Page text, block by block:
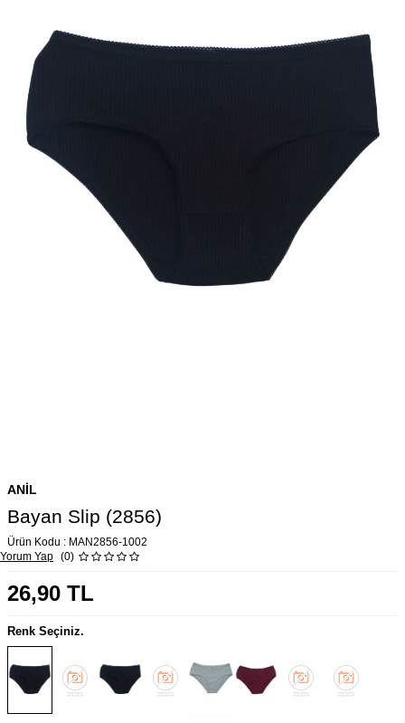
ANIL
Bayan Slip (2856)
Ürün Kodu : MAN2856-1002
Yorum Yap (0)
26,90 TL
Renk Seçiniz.